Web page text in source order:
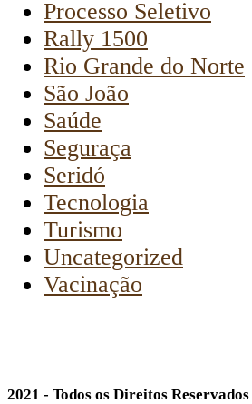
Processo Seletivo
Rally 1500
Rio Grande do Norte
São João
Saúde
Seguraça
Seridó
Tecnologia
Turismo
Uncategorized
Vacinação
2021 - Todos os Direitos